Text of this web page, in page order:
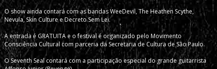
O show ainda contará com as bandas WeeDevil, The Heathen Scythe,
Nevula, Skin Culture e Decreto Sem Lei.
A entrada é GRATUITA e o festival é organizado pelo Movimento
Consciência Cultural com parceria da Secretaria de Cultura de São Paulo.
O Seventh Seal contará com a participação especial do grande guitarrista